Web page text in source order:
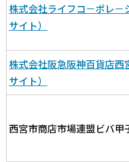
株式会社ライフコ－ポレ－
サイト）
株式会社阪急阪神百貨店西
サイト）
西宮市商店市場連盟ビバ甲